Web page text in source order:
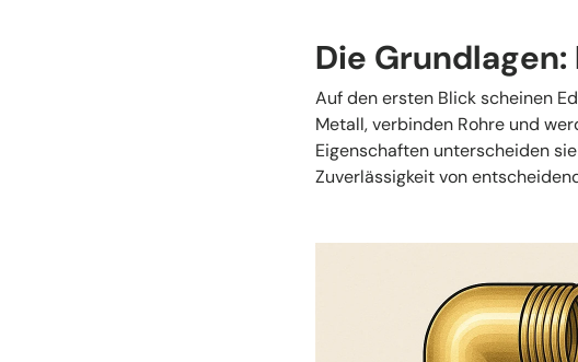
Die
Auf den ersten Blick scheinen
Metall, verbinden Rohre und
Eigenschaften unterscheiden
Zuverlässigkeit von